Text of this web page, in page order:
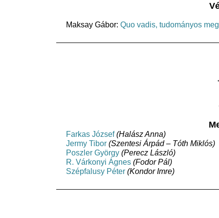
Maksay Gábor: Quo vadis, tudományos
Farkas József (Halász Anna)
Jermy Tibor (Szentesi Árpád – Tóth Miklós)
Poszler György (Perecz László)
R. Várkonyi Ágnes (Fodor Pál)
Szépfalusy Péter (Kondor Imre)